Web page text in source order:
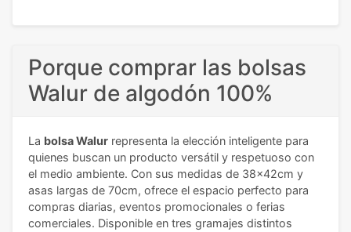
Porque comprar las bolsas
Walur de algodón 100%
La bolsa Walur representa la elección inteligente para
quienes buscan un producto versátil y respetuoso con
el medio ambiente. Con sus medidas de 38x42cm y
asas largas de 70cm, ofrece el espacio perfecto para
compras diarias, eventos promocionales o ferias
comerciales. Disponible en tres gramajes distintos